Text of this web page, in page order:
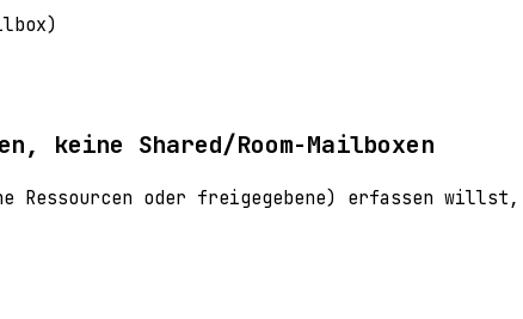
keine Shared/Room-Mailboxen
Ressourcen oder freigegebene) erfassen willst,